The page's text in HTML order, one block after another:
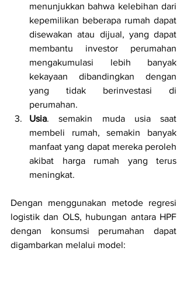
menunjukkan bahwa kelebihan dari
kepemilikan beberapa rumah dapat
disewakan atau dijual, yang dapat
membantu investor perumahan
mengakumulasi lebih banyak
kekayaan dibandingkan dengan
yang tidak berinvestasi di
perumahan.
Usia. semakin muda usia saat
membeli rumah, semakin banyak
manfaat yang dapat mereka peroleh
akibat harga rumah yang terus
meningkat.
Dengan menggunakan metode regresi
logistik dan OLS, hubungan antara HPF
dengan konsumsi perumahan dapat
digambarkan melalui model: